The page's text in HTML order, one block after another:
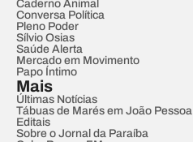
Caderno Animal
Conversa Política
Pleno Poder
Sílvio Osias
Saúde Alerta
Mercado em Movimento
Papo Íntimo
Mais
Últimas Notícias
Tábuas de Marés em João Pessoa
Editais
Sobre o Jornal da Paraíba